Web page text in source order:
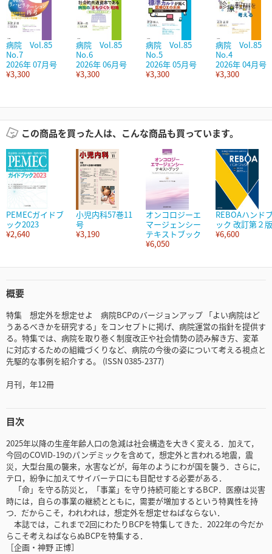
病院 Vol.85
No.7
2026年 07月号
¥3,300
病院 Vol.85
No.6
2026年 06月号
¥3,300
病院 Vol.85
No.5
2026年 05月号
¥3,300
病院 Vol.85
No.4
2026年 04月号
¥3,300
この商品を買った人は、こんな商品も買っています。
PEMECガイドブ
ック2023
¥2,640
小児内科57巻11
号
¥3,190
オンコロジーエ
マージェンシー
テキストブック
¥6,050
REBOAハンド
ック 改訂第２版
¥6,600
概要
特集 想定外を想定せよ 病院BCPのバージョンアップ 「よい病院はど
うあるべきかを研究する」をコンセプトに掲げ、病院運営の指針を提供す
る。特集では、病院を取り巻く制度改正や社会情勢の読み解き方、変革
に対応するための組織づくりなど、病院の今後の姿について考える視点と
先駆的な事例を紹介する。 (ISSN 0385-2377)
月刊，年12冊
目次
2025年以降の生産年齢人口の急減は社会構造を大きく変える．加えて，
今回のCOVID-19のパンデミックを含めて，想定外と言われる地震，震
災，大型台風の襲来，水害などが，毎年のようにわが国を襲う．さらに，
テロ，紛争に加えてサイバーテロにも目配せする必要がある．
「命」を守る防災と，「事業」を守り持続可能とするBCP．医療は災害
時には，自らの事業の継続とともに，需要が増加するという特異性を持
つ．だからこそ，われわれは，想定外を想定せねばならない．
本誌では，これまで2回にわたりBCPを特集してきた．2022年の今だか
らこそ考えねばならぬBCPを特集する．
［企画・神野 正博］